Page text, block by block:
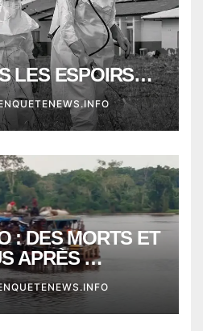
LES ESPOIRS
TEND
: DES MORTS ET
APRÈS
BALEINIERE
DE